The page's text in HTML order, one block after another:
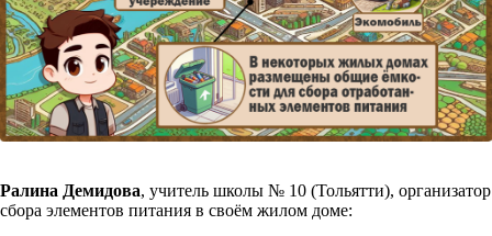
Ралина Демидова, учитель школы № 10 (Тольятти), организатор
сбора элементов питания в своём жилом доме: